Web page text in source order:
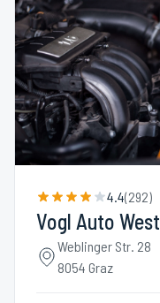
4.4(292)
Vogl Auto West
Weblinger Str. 28
8054 Graz